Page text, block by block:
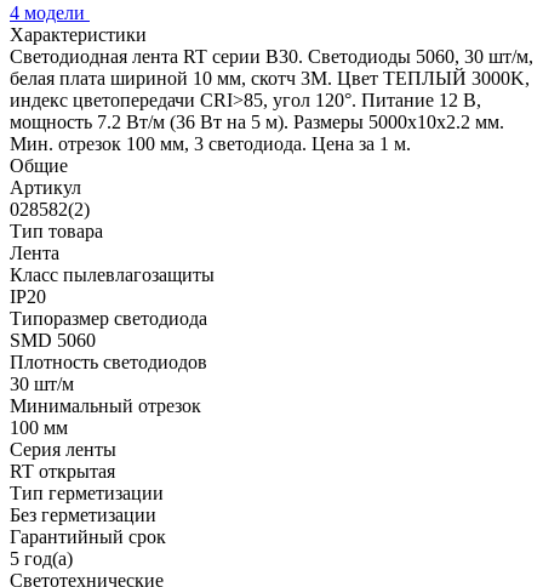
4 модели
Характеристики
Светодиодная лента RT серии B30. Светодиоды 5060, 30 шт/м,
белая плата шириной 10 мм, скотч 3M. Цвет ТЕПЛЫЙ 3000K,
индекс цветопередачи CRI>85, угол 120°. Питание 12 В,
мощность 7.2 Вт/м (36 Вт на 5 м). Размеры 5000x10x2.2 мм.
Мин. отрезок 100 мм, 3 светодиода. Цена за 1 м.
Общие
Артикул
028582(2)
Тип товара
Лента
Класс пылевлагозащиты
IP20
Типоразмер светодиода
SMD 5060
Плотность светодиодов
30 шт/м
Минимальный отрезок
100 мм
Серия ленты
RT открытая
Тип герметизации
Без герметизации
Гарантийный срок
5 год(а)
Светотехнические